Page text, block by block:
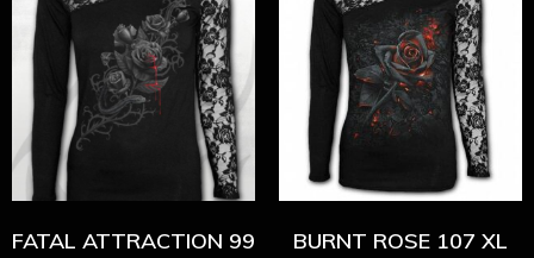
FATAL ATTRACTION 99
BURNT ROSE 107 XL